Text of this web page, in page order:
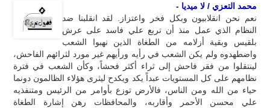
محمد التعزي / لا ميديا -
نعم نحن انقلابيون وبكل فخر واعتزاز. لقد انقلبنا ضد
النظام الذي عمل منذ أن تربع علي فاسد على عرش
بلقيس وبقية أزلامه من الطغاة الذين نهبوا الشعب
واضطهدوه ولم يكن الشعب في رأيه ورأيهم غير مورد لثرائهم الفاحش،
لينتقلوا من فقر فاحش إلى ثراء أكثر فحشاً، وكأن الشعب في فترة
نظامهم على كل المستويات عبداً يكد ويكدح ليثرى هؤلاء الظالمون دونما
حياء من الله ومن الناس، فالأرض توزع بأوامر من الرئيس ومتنفذيه
علي محسن الأحمر وأقاربه، والمحافظات رهن إشارة الطغاة